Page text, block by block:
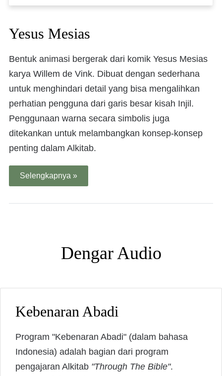
Yesus Mesias
Bentuk animasi bergerak dari komik Yesus Mesias
karya Willem de Vink. Dibuat dengan sederhana
untuk menghindari detail yang bisa mengalihkan
perhatian pengguna dari garis besar kisah Injil.
Penggunaan warna secara simbolis juga
ditekankan untuk melambangkan konsep-konsep
penting dalam Alkitab.
Selengkapnya »
Dengar Audio
Kebenaran Abadi
Program "Kebenaran Abadi" (dalam bahasa
Indonesia) adalah bagian dari program
pengajaran Alkitab "Through The Bible".